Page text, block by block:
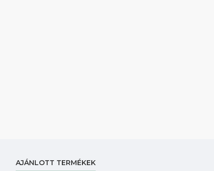
AJÁNLOTT TERMÉKEK